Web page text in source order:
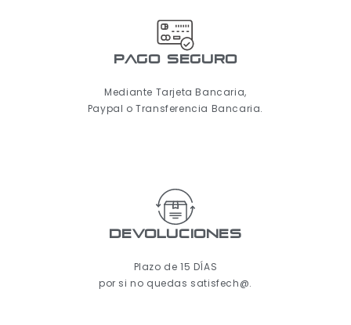
pago seguro
Mediante Tarjeta Bancaria,
Paypal o Transferencia Bancaria.
Devoluciones
Plazo de 15 DÍAS
por si no quedas satisfech@.